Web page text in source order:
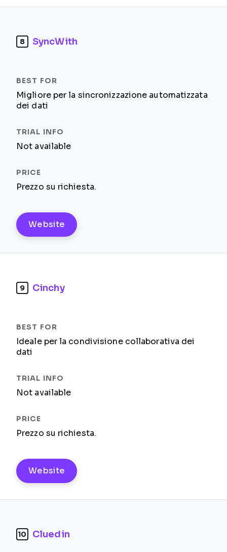
8 SyncWith
Migliore per la sincronizzazione automatizzata
dei dati
Not available
Prezzo su richiesta.
Website
9 Cinchy
Ideale per la condivisione collaborativa dei
dati
Not available
Prezzo su richiesta.
Website
10 Cluedin